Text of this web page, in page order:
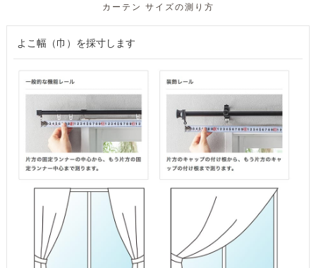
カーテン サイズの測り方
よこ幅（巾）を採寸します